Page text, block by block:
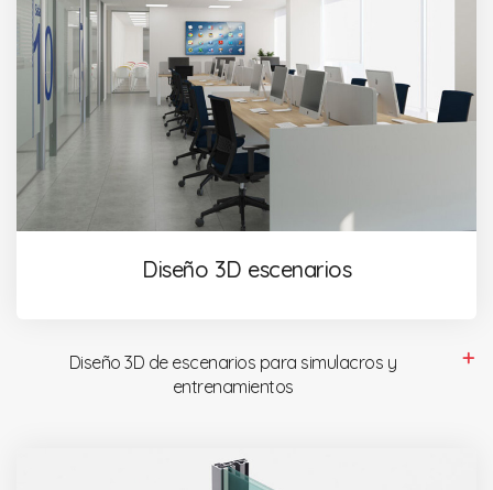
Diseño 3D escenarios
Diseño 3D de escenarios para simulacros y
entrenamientos